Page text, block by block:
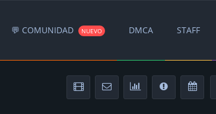
💬 COMUNIDAD NUEVO DMCA STAFF